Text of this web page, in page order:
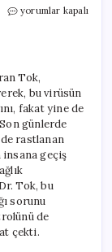
Hantavirüs
“Panik
Yapmaya
Gerek
Yok,
Önlemler
için
yorumlar kapalı
Tok,
bu virüsün
fakat yine de
günlerde
rastlanan
insana geçiş
Tok, bu
sorunu
de
çekti.